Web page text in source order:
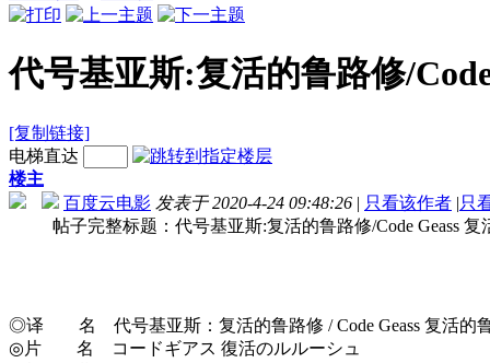
代号基亚斯:复活的鲁路修/
[复制链接]
电梯直达
楼主
百度云电影 发表于 2020-4-24 09:48:26 | 只看该作者 |只
帖子完整标题：代号基亚斯:复活的鲁路修/Code Geass 复
◎译 名 代号基亚斯：复活的鲁路修 / Code Geass 复活的鲁路
◎片 名 コードギアス 復活のルルーシュ